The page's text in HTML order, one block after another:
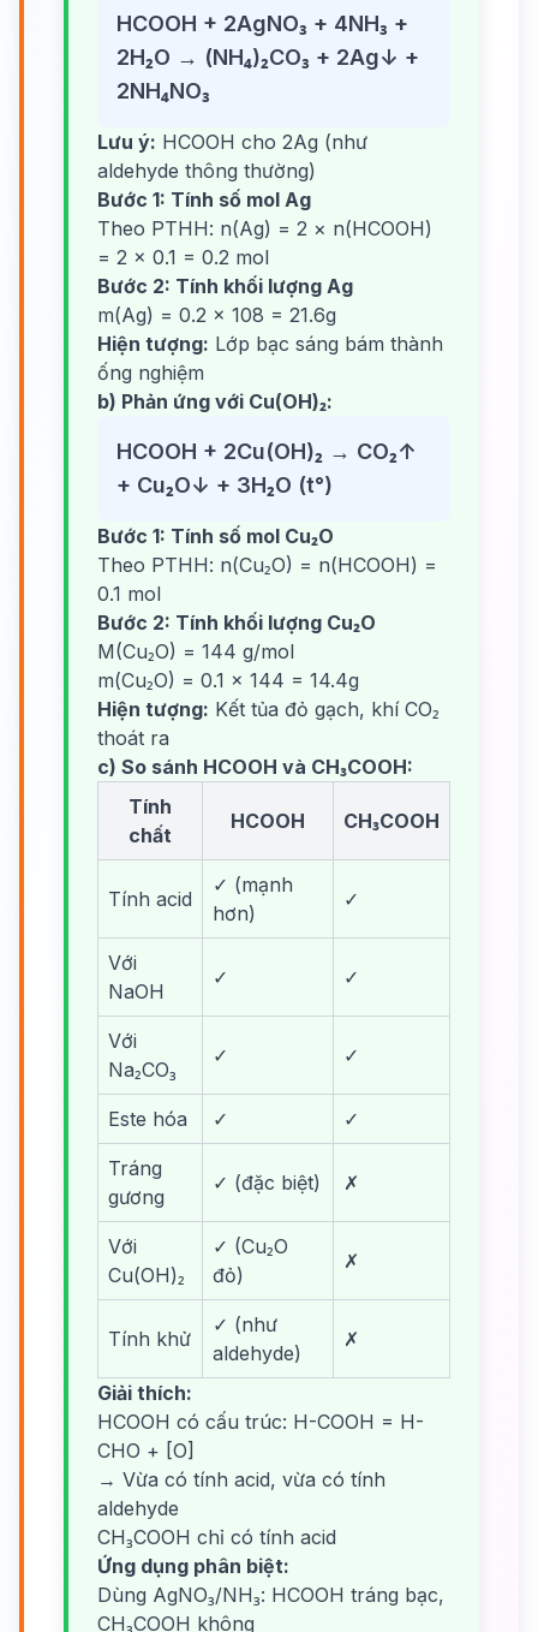
HCOOH + 2AgNO₃ + 4NH₃ +
2H₂O → (NH₄)₂CO₃ + 2Ag↓ +
2NH₄NO₃
Lưu ý: HCOOH cho 2Ag (như
aldehyde thông thường)
Bước 1: Tính số mol Ag
Theo PTHH: n(Ag) = 2 × n(HCOOH)
= 2 × 0.1 = 0.2 mol
Bước 2: Tính khối lượng Ag
m(Ag) = 0.2 × 108 = 21.6g
Hiện tượng: Lớp bạc sáng bám thành
ống nghiệm
b) Phản ứng với Cu(OH)₂:
HCOOH + 2Cu(OH)₂ → CO₂↑
+ Cu₂O↓ + 3H₂O (t°)
Bước 1: Tính số mol Cu₂O
Theo PTHH: n(Cu₂O) = n(HCOOH) =
0.1 mol
Bước 2: Tính khối lượng Cu₂O
M(Cu₂O) = 144 g/mol
m(Cu₂O) = 0.1 × 144 = 14.4g
Hiện tượng: Kết tủa đỏ gạch, khí CO₂
thoát ra
c) So sánh HCOOH và CH₃COOH:
Tính
chất
HCOOH CH₃COOH
Tính acid
✓ (mạnh
hơn)
✓
Với
NaOH
✓ ✓
Với
Na₂CO₃
✓ ✓
Este hóa ✓ ✓
Tráng
gương
✓ (đặc biệt) ✗
Với
Cu(OH)₂
✓ (Cu₂O
đỏ)
✗
Tính khử
✓ (như
aldehyde)
✗
Giải thích:
HCOOH có cấu trúc: H-COOH = H-
CHO + [O]
→ Vừa có tính acid, vừa có tính
aldehyde
CH₃COOH chỉ có tính acid
Ứng dụng phân biệt:
Dùng AgNO₃/NH₃: HCOOH tráng bạc,
CH₃COOH không